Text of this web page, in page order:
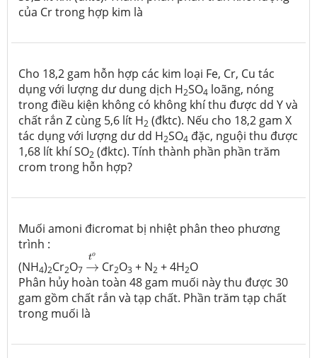
của Cr trong hợp kim là
Cho 18,2 gam hỗn hợp các kim loại Fe, Cr, Cu tác
dụng với lượng dư dung dịch H2SO4 loãng, nóng
trong điều kiện không có không khí thu được dd Y và
chất rắn Z cùng 5,6 lít H2 (đktc). Nếu cho 18,2 gam X
tác dụng với lượng dư dd H2SO4 đặc, nguội thu được
1,68 lít khí SO2 (đktc). Tính thành phần phần trăm
crom trong hỗn hợp?
Muối amoni đicromat bị nhiệt phân theo phương
trình :
(NH4)2Cr2O7
to
→
→
Cr2O3 + N2 + 4H2O
Phân hủy hoàn toàn 48 gam muối này thu được 30
gam gồm chất rắn và tạp chất. Phần trăm tạp chất
trong muối là